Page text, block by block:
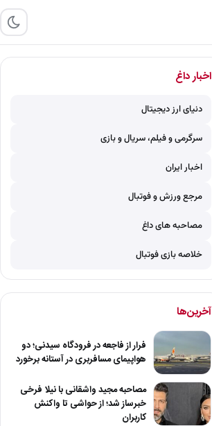
اخبار داغ
دنیای ارز دیجیتال
سرگرمی و فیلم، سریال و بازی
اخبار ایران
مرجع ورزش و فوتبال
مصاحبه های داغ
خلاصه بازی فوتبال
آخرین‌ها
فرار از فاجعه در فرودگاه سیدنی؛ دو
هواپیمای مسافربری در آستانه برخورد
مصاحبه مجید واشقانی با نیلا فرخی
خبرساز شد؛ از حواشی تا واکنش
کاربران